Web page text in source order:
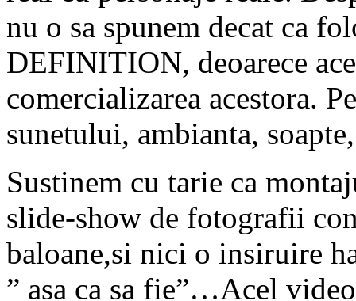
nu o sa spunem decat ca
DEFINITION, deoarece
comercializarea acestora.
sunetului, ambianta,
Sustinem cu tarie ca
slide-show de fotografii
baloane,si nici o insiruire
” asa ca sa fie”…Acel